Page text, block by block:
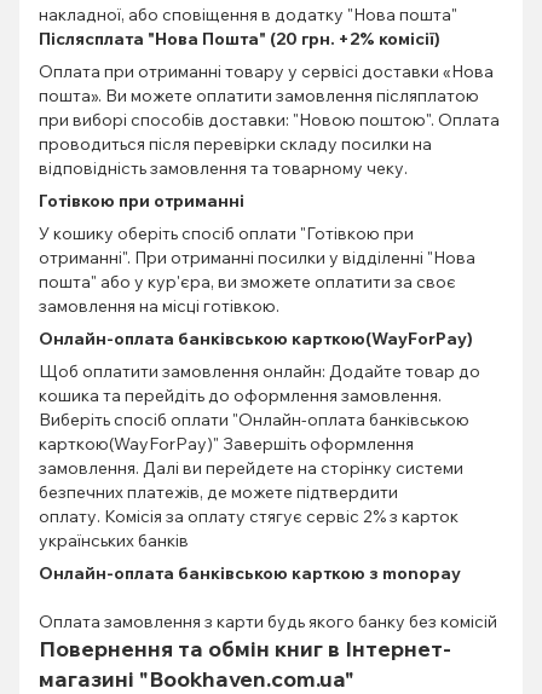
накладної, або сповіщення в додатку "Нова пошта"
Післясплата "Нова Пошта" (20 грн. +2% комісії)
Оплата при отриманні товару у сервісі доставки «Нова
пошта». Ви можете оплатити замовлення післяплатою
при виборі способів доставки: "Новою поштою". Оплата
проводиться після перевірки складу посилки на
відповідність замовлення та товарному чеку.
Готівкою при отриманні
У кошику оберіть спосіб оплати "Готівкою при
отриманні". При отриманні посилки у відділенні "Нова
пошта" або у кур'єра, ви зможете оплатити за своє
замовлення на місці готівкою.
Онлайн-оплата банківською карткою(WayForPay)
Щоб оплатити замовлення онлайн: Додайте товар до
кошика та перейдіть до оформлення замовлення.
Виберіть спосіб оплати "Онлайн-оплата банківською
карткою(WayForPay)" Завершіть оформлення
замовлення. Далі ви перейдете на сторінку системи
безпечних платежів, де можете підтвердити
оплату. Комісія за оплату стягує сервіс 2% з карток
українських банків
Онлайн-оплата банківською карткою з monopay
Оплата замовлення з карти будь якого банку без комісій
Повернення та обмін книг в Інтернет-
магазині "Bookhaven.com.ua"